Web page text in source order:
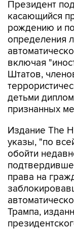
Президент
касающийся
рождению и
определения
включая
Штатов,
детьми
признанных
Издание The
указы, "по
обойти
права на
Трампа,